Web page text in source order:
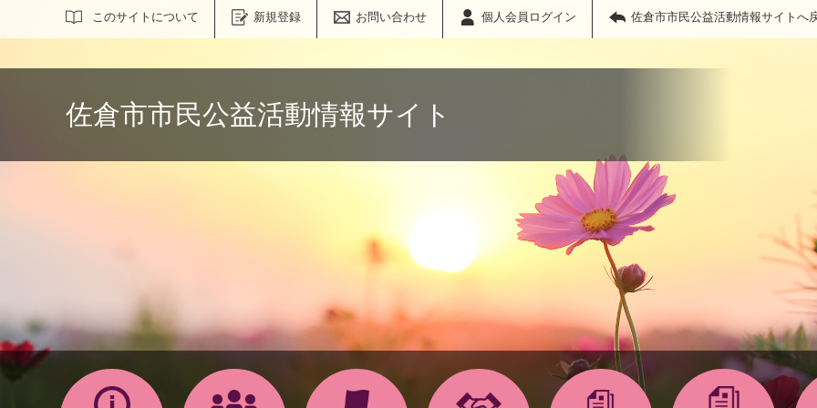
このサイトについて 新規登録 お問い合わせ 個人会員ログイン 佐倉市市民公益活動情報サイトへ
サイト内検索
佐倉市市民公益活動情報サイト